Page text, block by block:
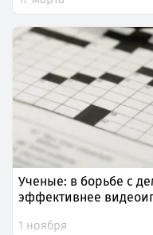
Ученые: в борьбе с
эффективнее
1 ноября